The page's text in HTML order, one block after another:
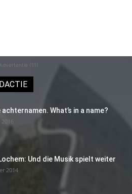
Advertentie (11)
What’s in a name?
Und die Musik spielt weiter
2014